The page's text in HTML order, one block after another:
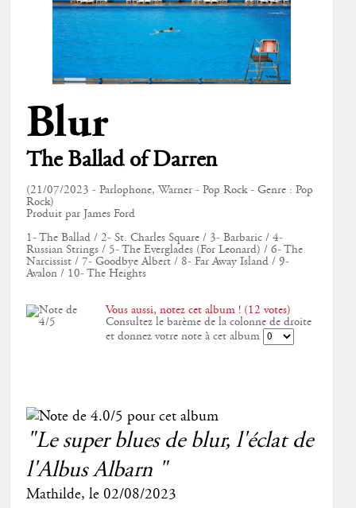
Blur
The Ballad of Darren
(21/07/2023 - Parlophone, Warner - Pop Rock - Genre : Pop
Rock)
Produit par James Ford
1- The Ballad / 2- St. Charles Square / 3- Barbaric / 4-
Russian Strings / 5- The Everglades (For Leonard) / 6- The
Narcissist / 7- Goodbye Albert / 8- Far Away Island / 9-
Avalon / 10- The Heights
Vous aussi, notez cet album ! (12 votes)
Consultez le barème de la colonne de droite
et donnez votre note à cet album
"Le super blues de blur, l'éclat de
l'Albus Albarn "
Mathilde, le 02/08/2023